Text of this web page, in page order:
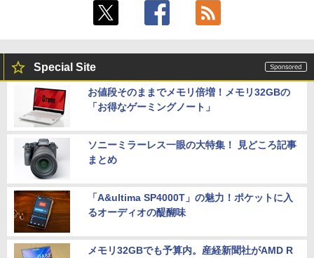
Special Site
お値段そのままでメモリ倍増！メモリ32GBの
「お得なゲーミングノート」
ソニーミラーレス一眼の大特集！ 見どころ記事
まとめ
「A&ultima SP4000T」の魅力！ポケットに入
るオーディオの醍醐味
メモリ32GBでも予算内。産経新聞社がAMD R